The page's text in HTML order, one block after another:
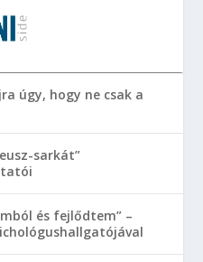
úgy, hogy ne csak a
sarkát”
és fejlődtem” –